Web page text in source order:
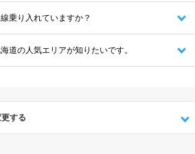
乗り入れていますか？
道の人気エリアが知りたいです。
する